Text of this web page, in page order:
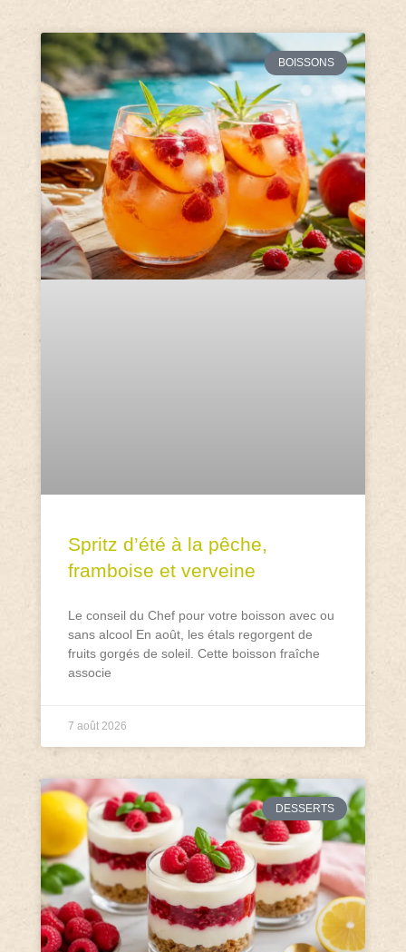
BOISSONS
Spritz d’été à la pêche,
framboise et verveine
Le conseil du Chef pour votre boisson avec ou
sans alcool En août, les étals regorgent de
fruits gorgés de soleil. Cette boisson fraîche
associe
7 août 2026
DESSERTS